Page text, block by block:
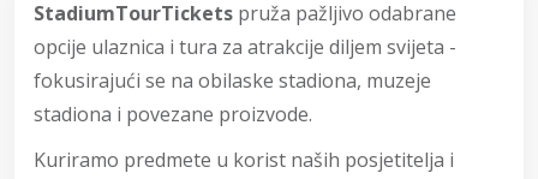
StadiumTourTickets pruža pažljivo odabrane
opcije ulaznica i tura za atrakcije diljem svijeta -
fokusirajući se na obilaske stadiona, muzeje
stadiona i povezane proizvode.
Kuriramo predmete u korist naših posjetitelja i